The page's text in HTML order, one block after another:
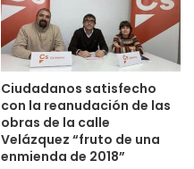
Ciudadanos satisfecho
con la reanudación de las
obras de la calle
Velázquez “fruto de una
enmienda de 2018”